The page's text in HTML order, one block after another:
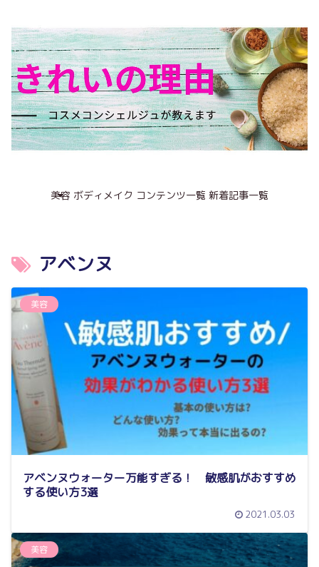
美容 ボディメイク コンテンツ一覧 新着記事一覧
アベンヌ
美容
アベンヌウォーター万能すぎる！ 敏感肌がおすすめ
する使い方3選
2021.03.03
美容